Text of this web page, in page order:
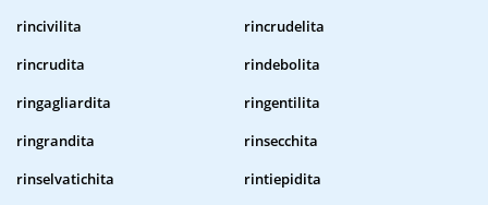
rincivilita
rincrudelita
rincrudita
rindebolita
ringagliardita
ringentilita
ringrandita
rinsecchita
rinselvatichita
rintiepidita